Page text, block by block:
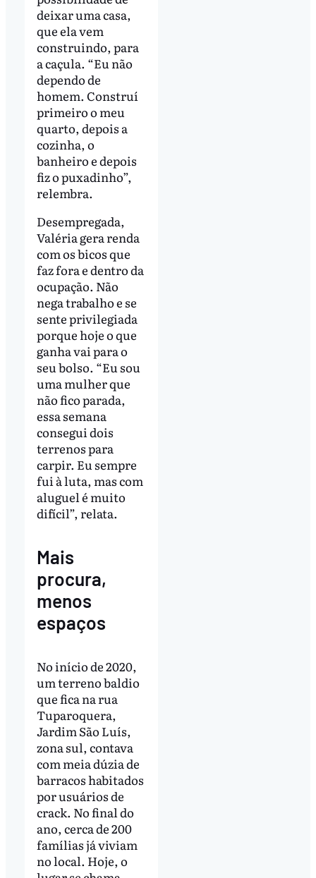
deixar uma casa,
que ela vem
construindo, para
a caçula. “Eu não
dependo de
homem. Construí
primeiro o meu
quarto, depois a
cozinha, o
banheiro e depois
fiz o puxadinho”,
relembra.
Desempregada,
Valéria gera renda
com os bicos que
faz fora e dentro da
ocupação. Não
nega trabalho e se
sente privilegiada
porque hoje o que
ganha vai para o
seu bolso. “Eu sou
uma mulher que
não fico parada,
essa semana
consegui dois
terrenos para
carpir. Eu sempre
fui à luta, mas com
aluguel é muito
difícil”, relata.
Mais
procura,
menos
espaços
No início de 2020,
um terreno baldio
que fica na rua
Tuparoquera,
Jardim São Luís,
zona sul, contava
com meia dúzia de
barracos habitados
por usuários de
crack. No final do
ano, cerca de 200
famílias já viviam
no local. Hoje, o